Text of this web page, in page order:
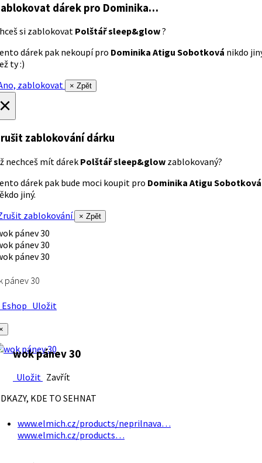
dárek pro Dominika…
si zablokovat Polštář sleep&glow?
dárek pak nekoupí pro Dominika Atigu Sobotková nikdo
ty :)
zablokovat
× Zpět
zablokování dárku
nechceš mít dárek Polštář sleep&glow zablokovaný?
dárek pak bude moci koupit pro Dominika Atigu Sobotková
jiný.
zablokování
× Zpět
pánev 30
Uložit
wok pánev 30
Uložit Zavřít
KDE TO SEHNAT
www.elmich.cz/products/neprilnava…
www.elmich.cz/products…